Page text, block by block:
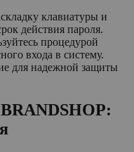
клавиатуры и
действия пароля.
процедурой
входа в систему.
для надежной защиты